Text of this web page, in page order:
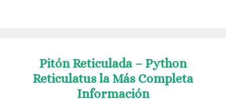
Pitón Reticulada – Python
Reticulatus la Más Completa
Información